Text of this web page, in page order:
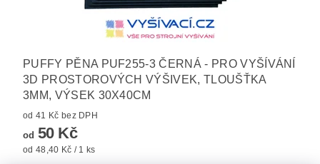
PUFFY PĚNA PUF255-3 ČERNÁ - PRO VYŠÍVÁNÍ
3D PROSTOROVÝCH VÝŠIVEK, TLOUŠŤKA
3MM, VÝSEK 30X40CM
od 41 Kč bez DPH
od 50 Kč
od 48,40 Kč / 1 ks